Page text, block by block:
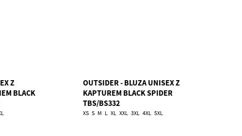
Z
BLACK
OUTSIDER - BLUZA UNISEX Z
KAPTUREM BLACK SPIDER
TBS/BS332
XS S M L XL XXL 3XL 4XL 5XL